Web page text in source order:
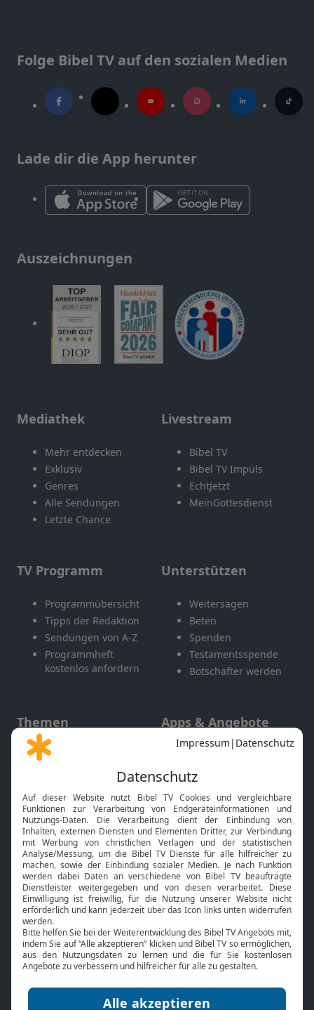
Folge Bibel TV auf den sozialen Medien
Lade dir die App herunter
Auszeichnungen
Mediathek
Mehr entdecken
Exklusiv
Genres
Alle Sendungen
Letzte Chance
Livestream
Bibel TV
Bibel TV Impuls
EchtJetzt
MeinGottesdienst
TV Programm
Programmübersicht
Tipps der Redaktion
Sendungen von A-Z
Programmheft
kostenlos anfordern
Unterstützen
Weitersagen
Beten
Spenden
Testamentsspende
Botschafter werden
Themen
Gott und Bibel erklärt
Neuigkeiten
Apps & Angebote
Mobile App
Smart TV
HbbTV
Bibelthek Online-Bibel
Nächster Gottesdienst
Bibel TV
Über uns
Jobs
Mediadaten
Service
Kontakt
TV-Empfang